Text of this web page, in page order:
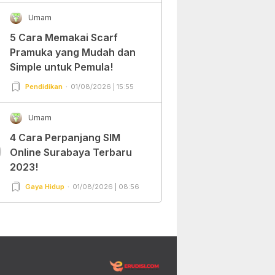
Umam
5 Cara Memakai Scarf
Pramuka yang Mudah dan
Simple untuk Pemula!
Pendidikan 01/08/2026 | 15:55
Umam
4 Cara Perpanjang SIM
Online Surabaya Terbaru
2023!
Gaya Hidup 01/08/2026 | 08:56